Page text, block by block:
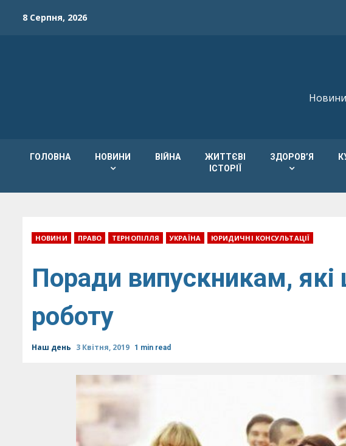
8 Серпня, 2026
ГОЛОВНА НОВИНИ ВІЙНА
ЖИТТЄВІ
ІСТОРІЇ
ЗДОРОВ’Я
НОВИНИ ПРАВО ТЕРНОПІЛЛЯ УКРАЇНА ЮРИДИЧНІ КОНСУЛЬТАЦІЇ
Поради випускникам,
роботу
Наш день 3 Квітня, 2019 1 min read